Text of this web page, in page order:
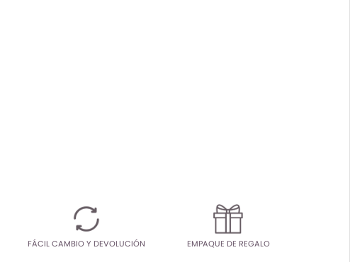
FÁCIL CAMBIO Y DEVOLUCIÓN EMPAQUE DE REGALO